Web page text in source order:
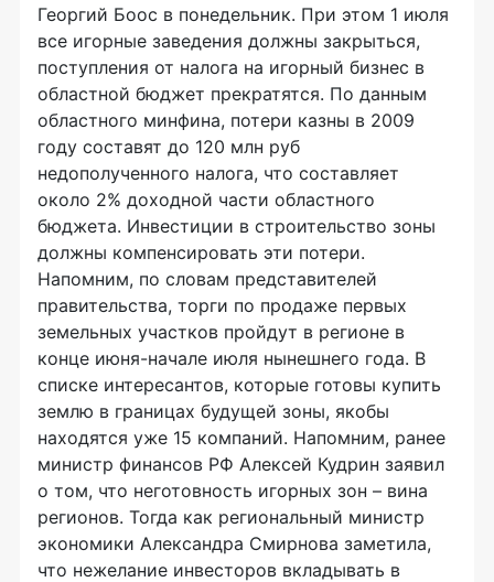
Георгий Боос в понедельник. При этом 1 июля
все игорные заведения должны закрыться,
поступления от налога на игорный бизнес в
областной бюджет прекратятся. По данным
областного минфина, потери казны в 2009
году составят до 120 млн руб
недополученного налога, что составляет
около 2% доходной части областного
бюджета. Инвестиции в строительство зоны
должны компенсировать эти потери.
Напомним, по словам представителей
правительства, торги по продаже первых
земельных участков пройдут в регионе в
конце июня-начале июля нынешнего года. В
списке интересантов, которые готовы купить
землю в границах будущей зоны, якобы
находятся уже 15 компаний. Напомним, ранее
министр финансов РФ Алексей Кудрин заявил
о том, что неготовность игорных зон – вина
регионов. Тогда как региональный министр
экономики Александра Смирнова заметила,
что нежелание инвесторов вкладывать в